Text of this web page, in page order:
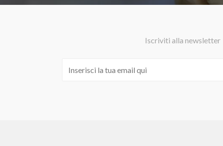
Iscriviti alla newsletter